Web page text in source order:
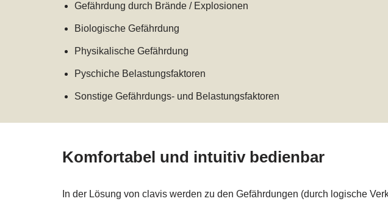
Gefährdung durch Brände / Explosionen
Biologische Gefährdung
Physikalische Gefährdung
Pyschiche Belastungsfaktoren
Sonstige Gefährdungs- und Belastungsfaktoren
Komfortabel und intuitiv bedienbar
In der Lösung von clavis werden zu den Gefährdungen (durch logische